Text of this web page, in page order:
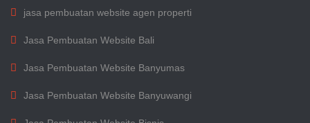
jasa pembuatan website agen properti
Jasa Pembuatan Website Bali
Jasa Pembuatan Website Banyumas
Jasa Pembuatan Website Banyuwangi